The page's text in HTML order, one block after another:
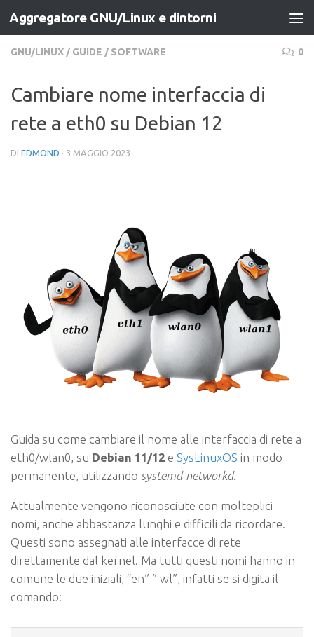
Salta al contenuto
Aggregatore GNU/Linux e dintorni
GNU/LINUX / GUIDE / SOFTWARE 0
Cambiare nome interfaccia di
rete a eth0 su Debian 12
DI EDMOND · 3 MAGGIO 2023
Guida su come cambiare il nome alle interfaccia di rete a
eth0/wlan0, su Debian 11/12 e SysLinuxOS in modo
permanente, utilizzando systemd-networkd.
Attualmente vengono riconosciute con molteplici
nomi, anche abbastanza lunghi e difficili da ricordare.
Questi sono assegnati alle interfacce di rete
direttamente dal kernel. Ma tutti questi nomi hanno in
comune le due iniziali, “en” ” wl”, infatti se si digita il
comando: